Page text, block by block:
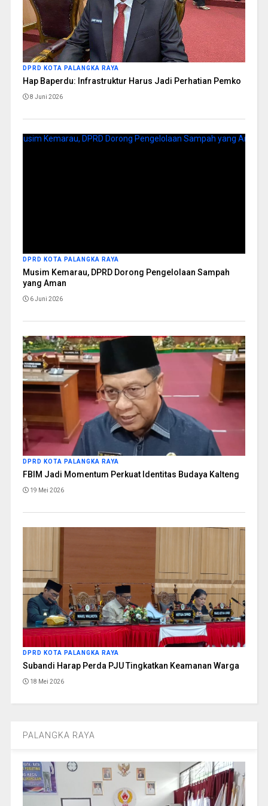
DPRD KOTA PALANGKA RAYA
Hap Baperdu: Infrastruktur Harus Jadi Perhatian Pemko
8 Juni 2026
DPRD KOTA PALANGKA RAYA
Musim Kemarau, DPRD Dorong Pengelolaan Sampah
yang Aman
6 Juni 2026
DPRD KOTA PALANGKA RAYA
FBIM Jadi Momentum Perkuat Identitas Budaya Kalteng
19 Mei 2026
DPRD KOTA PALANGKA RAYA
Subandi Harap Perda PJU Tingkatkan Keamanan Warga
18 Mei 2026
PALANGKA RAYA